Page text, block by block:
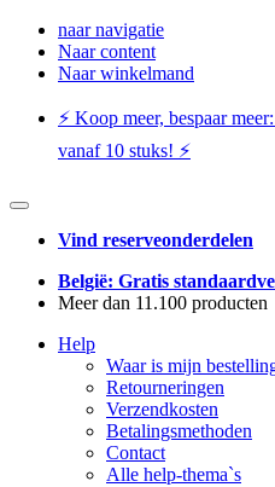
naar navigatie
Naar content
Naar winkelmand
⚡️ Koop meer, bespaar
vanaf 10 stuks! ⚡️
Vind reserveonderdelen
België: Gratis
Meer dan 11.100 producten
Help
Waar is mijn
Retourneringen
Verzendkosten
Betalingsmethoden
Contact
Alle help-thema`s